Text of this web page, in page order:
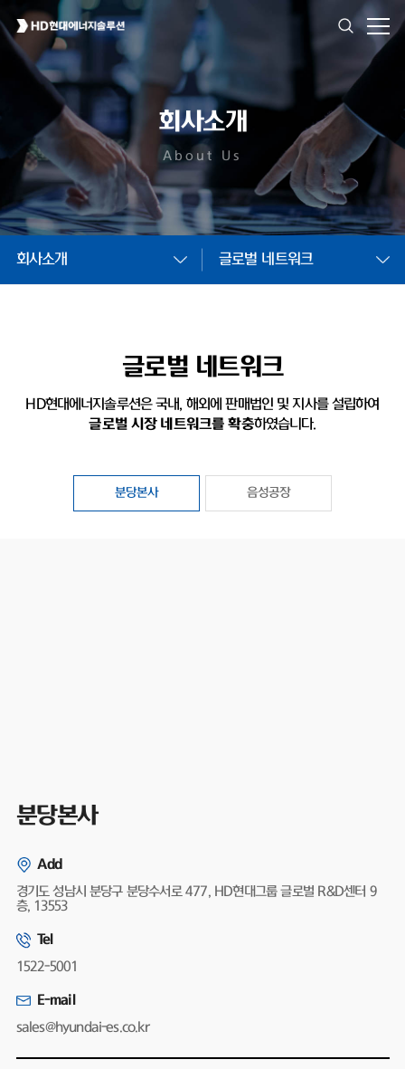
회사소개
About Us
회사소개 글로벌 네트워크
글로벌 네트워크
HD현대에너지솔루션은 국내, 해외에 판매법인 및 지사를 설립하여
글로벌 시장 네트워크를 확충하였습니다.
분당본사 음성공장
분당본사
Add
경기도 성남시 분당구 분당수서로 477, HD현대그룹 글로벌 R&D센터 9
층, 13553
Tel
1522-5001
E-mail
sales@hyundai-es.co.kr